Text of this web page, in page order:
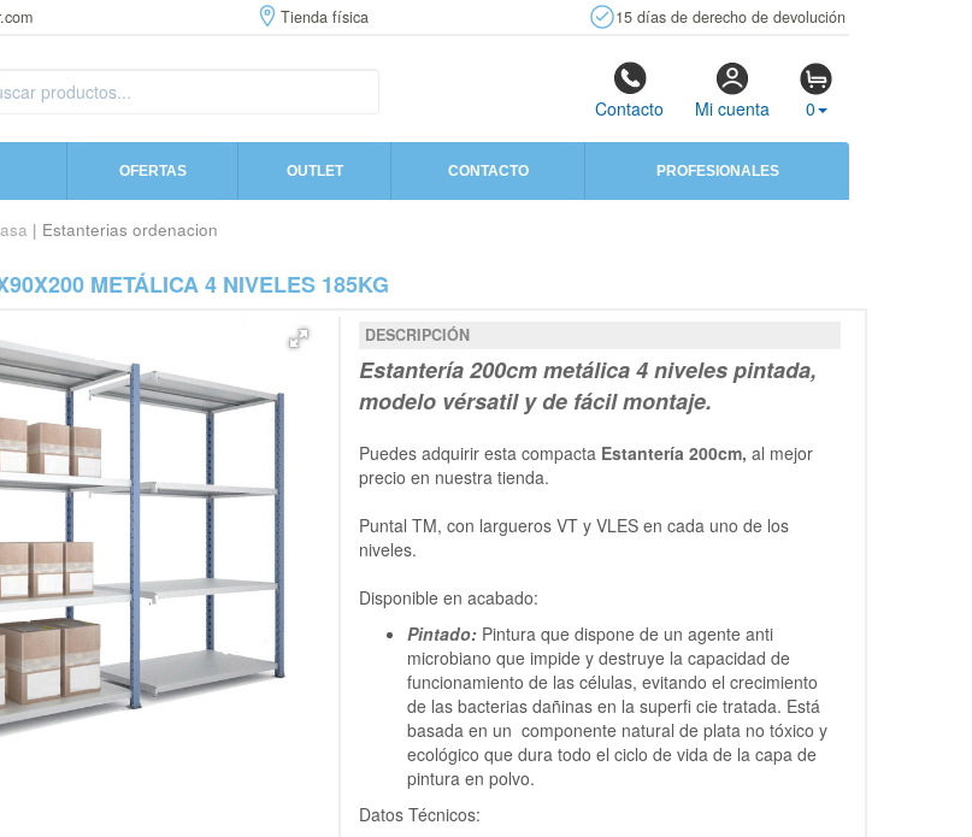
Tienda física 15 días de derecho de devolución
Contacto Mi cuenta 0
OFERTAS OUTLET CONTACTO PROFESIONALES
| Estanterias ordenacion
METÁLICA 4 NIVELES 185KG
DESCRIPCIÓN
Estantería200cmmetálica 4 nivelespintada,
modelo vérsatil y de fácil montaje.
Puedes adquirir esta compacta Estantería 200cm, al mejor
precio en nuestra tienda.
Puntal TM, con largueros VT y VLES en cada uno de los
niveles.
Disponible en acabado:
Pintado: Pintura que dispone de un agente anti
microbiano que impide y destruye la capacidad de
funcionamiento de las células, evitando el crecimiento
de las bacterias dañinas en la superfi cie tratada. Está
basada en un componente natural de plata no tóxico y
ecológico que dura todo el ciclo de vida de la capa de
pintura en polvo.
Datos Técnicos: